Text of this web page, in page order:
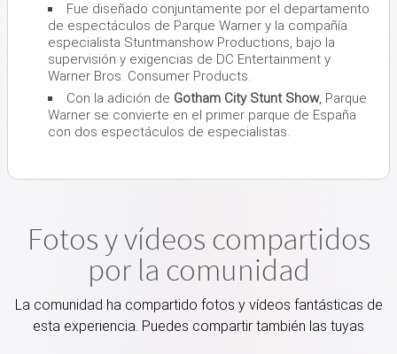
Fue diseñado conjuntamente por el departamento
de espectáculos de Parque Warner y la compañía
especialista Stuntmanshow Productions, bajo la
supervisión y exigencias de DC Entertainment y
Warner Bros. Consumer Products.
Con la adición de Gotham City Stunt Show, Parque
Warner se convierte en el primer parque de España
con dos espectáculos de especialistas.
Fotos y vídeos compartidos
por la comunidad
La comunidad ha compartido fotos y vídeos fantásticas de
esta experiencia. Puedes compartir también las tuyas